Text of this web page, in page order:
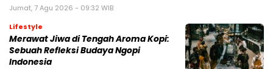
Jumat, 7 Agu 2026 - 09:32 WIB
Lifestyle
Merawat Jiwa di Tengah Aroma Kopi:
Sebuah Refleksi Budaya Ngopi
Indonesia